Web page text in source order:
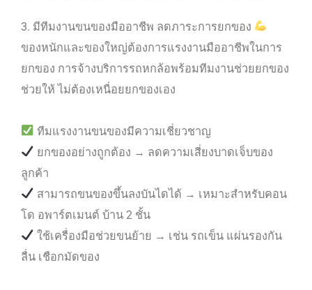
3. มีทีมงานขนของมืออาชีพ ลดภาระการยกของ
ของหนักและของใหญ่ต้องการแรงงานมืออาชีพในการ
ยกของ การจ้างบริการรถหกล้อพร้อมทีมงานช่วยยกของ
ช่วยให้ ไม่ต้องเหนื่อยยกของเอง
ทีมแรงงานขนของมีความเชี่ยวชาญ
ยกของอย่างถูกต้อง → ลดความเสี่ยงบาดเจ็บของ
ลูกค้า
สามารถขนของขึ้นลงบันไดได้ → เหมาะสำหรับคอน
โด อพาร์ตเมนต์ บ้าน 2 ชั้น
ใช้เครื่องมือช่วยขนย้าย → เช่น รถเข็น แผ่นรองกัน
ลื่น เชือกมัดของ